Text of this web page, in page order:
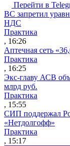
Перейти в
ВС запретил
НДС
Практика
, 16:26
Аптечная сеть
Практика
, 16:25
Экс-главу АСВ
млрд руб.
Практика
, 15:55
СИП поддержал
«Нетдолгофф»
Практика
, 15:17